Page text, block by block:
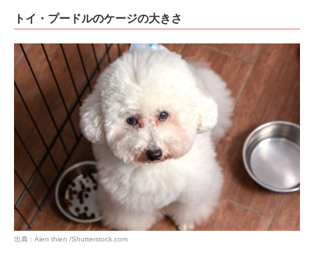
トイ・プードルのケージの大きさ
出典 : Alen thien /Shutterstock.com